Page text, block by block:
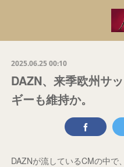
2025.06.25 00:10
DAZN、来季欧州サ
ギーも維持か。
DAZNが流しているCMの中